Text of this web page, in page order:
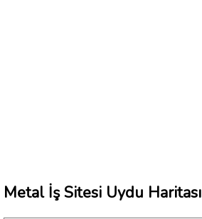
Metal İş Sitesi Uydu Haritası